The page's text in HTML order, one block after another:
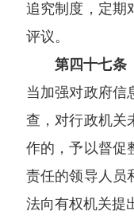
追究制度，定期
评议。
第四十七条
当加强对政府信
查，对行政机关
作的，予以督促
责任的领导人员
法向有权机关提